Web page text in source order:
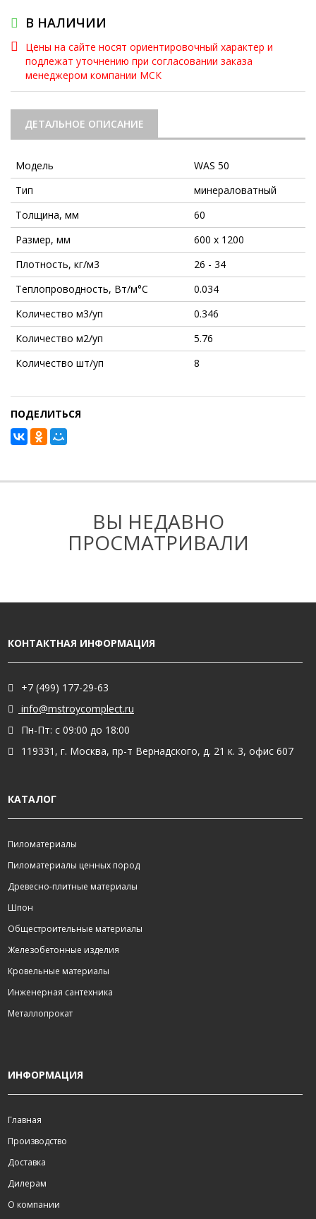
В НАЛИЧИИ
Цены на сайте носят ориентировочный характер и
подлежат уточнению при согласовании заказа
менеджером компании МСК
ДЕТАЛЬНОЕ ОПИСАНИЕ
Модель
WAS 50
Тип
минераловатный
Толщина, мм
60
Размер, мм
600 х 1200
Плотность, кг/м3
26 - 34
Теплопроводность, Вт/м°С
0.034
Количество м3/уп
0.346
Количество м2/уп
5.76
Количество шт/уп
8
ПОДЕЛИТЬСЯ
ВЫ НЕДАВНО
ПРОСМАТРИВАЛИ
КОНТАКТНАЯ ИНФОРМАЦИЯ
+7 (499) 177-29-63
info@mstroycomplect.ru
Пн-Пт: с 09:00 до 18:00
119331, г. Москва, пр-т Вернадского, д. 21 к. 3, офис 607
КАТАЛОГ
Пиломатериалы
Пиломатериалы ценных пород
Древесно-плитные материалы
Шпон
Общестроительные материалы
Железобетонные изделия
Кровельные материалы
Инженерная сантехника
Металлопрокат
ИНФОРМАЦИЯ
Главная
Производство
Доставка
Дилерам
О компании